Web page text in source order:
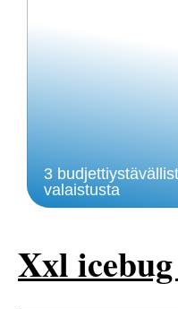
3
valaistusta
Xxl